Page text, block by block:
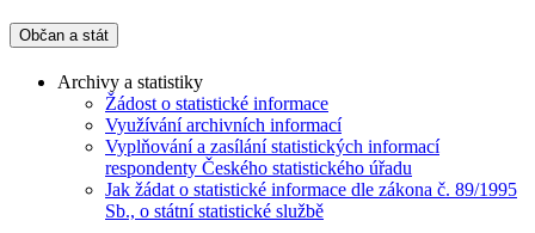
Občan a stát
Archivy a statistiky
Žádost o statistické informace
Využívání archivních informací
Vyplňování a zasílání statistických informací
respondenty Českého statistického úřadu
Jak žádat o statistické informace dle zákona č. 89/1995
Sb., o státní statistické službě